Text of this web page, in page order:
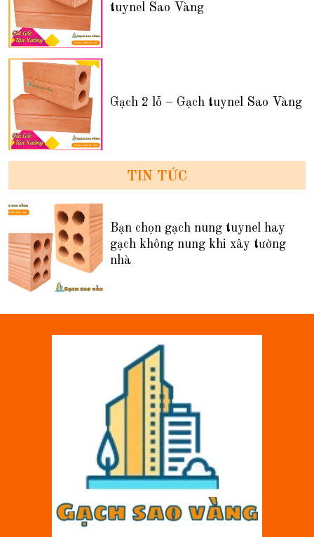
tuynel Sao Vàng
Gạch 2 lỗ – Gạch tuynel Sao Vàng
TIN TỨC
Bạn chọn gạch nung tuynel hay
gạch không nung khi xây tường
nhà